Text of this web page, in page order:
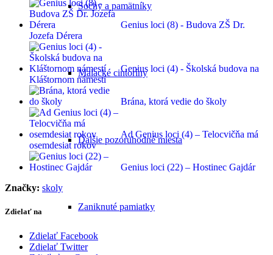
Sochy a pamätníky
Malacké cintoríny
Ďalšie pozoruhodné miesta
Zaniknuté pamiatky
Genius loci (8) - Budova ZŠ Dr.
Jozefa Dérera
Genius loci (4) - Školská budova na
Kláštornom námestí
Brána, ktorá vedie do školy
Ad Genius loci (4) – Telocvičňa má
osemdesiat rokov
Genius loci (22) – Hostinec Gajdár
Značky: skoly
Zdielať na
Zdielať Facebook
Zdielať Twitter